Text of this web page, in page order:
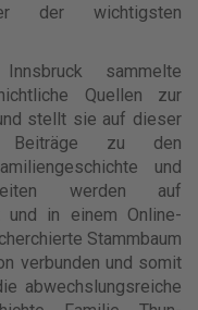
der wichtigsten
sammelte
Quellen zur
stellt sie auf dieser
Beiträge zu den
und
werden auf
in einem Online-
Stammbaum
verbunden und somit
abwechslungsreiche